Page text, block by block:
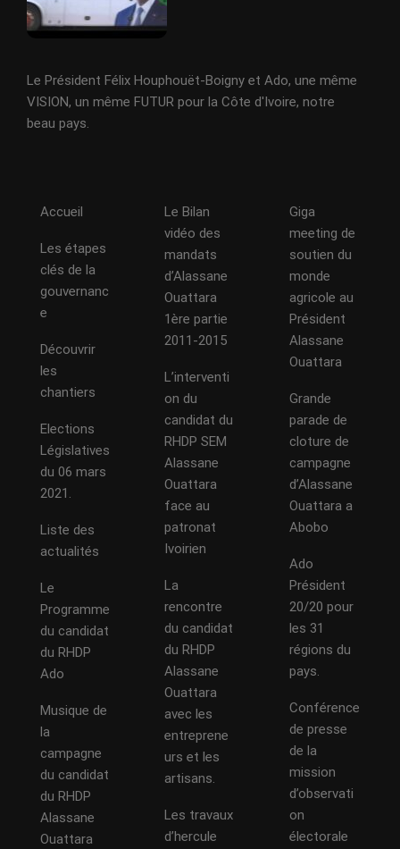
Le Président Félix Houphouët-Boigny et Ado, une même
VISION, un même FUTUR pour la Côte d'Ivoire, notre
beau pays.
Accueil
Les étapes
clés de la
gouvernanc
e
Découvrir
les
chantiers
Elections
Législatives
du 06 mars
2021.
Liste des
actualités
Le
Programme
du candidat
du RHDP
Ado
Musique de
la
campagne
du candidat
du RHDP
Alassane
Ouattara
Le Bilan
vidéo des
mandats
d’Alassane
Ouattara
1ère partie
2011-2015
L’interventi
on du
candidat du
RHDP SEM
Alassane
Ouattara
face au
patronat
Ivoirien
La
rencontre
du candidat
du RHDP
Alassane
Ouattara
avec les
entreprene
urs et les
artisans.
Les travaux
d’hercule
Giga
meeting de
soutien du
monde
agricole au
Président
Alassane
Ouattara
Grande
parade de
cloture de
campagne
d’Alassane
Ouattara a
Abobo
Ado
Président
20/20 pour
les 31
régions du
pays.
Conférence
de presse
de la
mission
d’observati
on
électorale